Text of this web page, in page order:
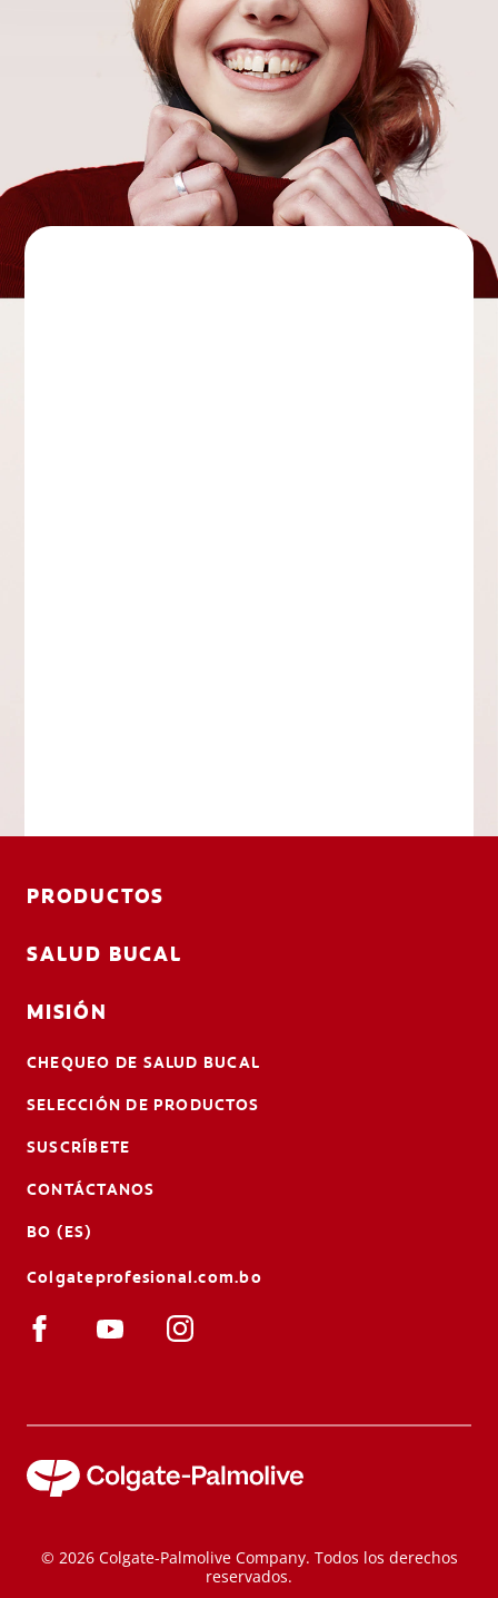
PRODUCTOS
SALUD BUCAL
MISIÓN
CHEQUEO DE SALUD BUCAL
SELECCIÓN DE PRODUCTOS
SUSCRÍBETE
CONTÁCTANOS
BO (ES)
Colgateprofesional.com.bo
© 2026 Colgate-Palmolive Company. Todos los derechos
reservados.